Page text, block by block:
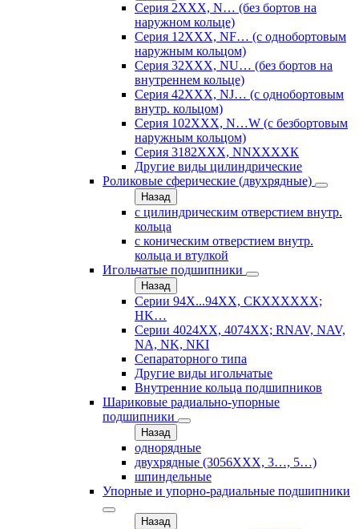
Серия 2ХХХ, N… (без бортов на
наружном кольце)
Серия 12ХХХ, NF… (с однобортовым
наружным кольцом)
Серия 32ХХХ, NU… (без бортов на
внутреннем кольце)
Серия 42ХХХ, NJ… (с однобортовым
внутр. кольцом)
Серия 102ХХХ, N…W (с безбортовым
наружным кольцом)
Серия 3182ХХХ, NNХХХХК
Другие виды цилиндрические
Роликовые сферические (двухрядные)
Назад
с цилиндрическим отверстием внутр.
кольца
с коническим отверстием внутр.
кольца и втулкой
Игольчатые подшипники
Назад
Серии 94Х...94ХХ, СКХХХХХХ;
HK…
Серии 4024ХХ, 4074ХХ; RNAV, NAV,
NA, NK, NKI
Сепараторного типа
Другие виды игольчатые
Внутренние кольца подшипников
Шариковые радиально-упорные
подшипники
Назад
однорядные
двухрядные (3056ХХХ, 3…, 5…)
шпиндельные
Упорные и упорно-радиальные подшипники
Назад